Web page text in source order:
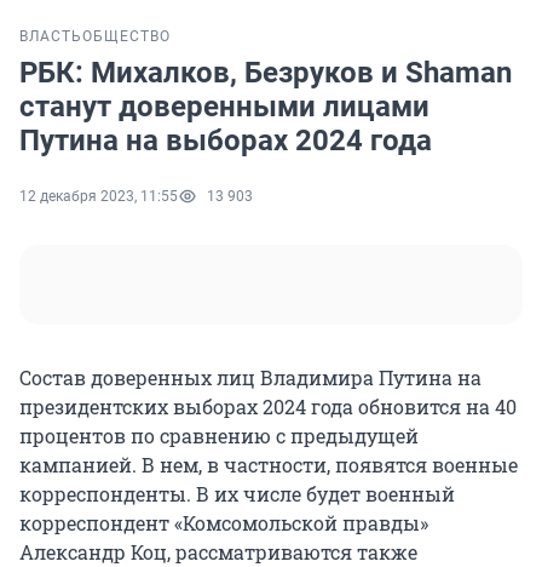
ВЛАСТЬОБЩЕСТВО
РБК: Михалков, Безруков и Shaman
станут доверенными лицами
Путина на выборах 2024 года
12 декабря 2023, 11:55 13 903
Состав доверенных лиц Владимира Путина на
президентских выборах 2024 года обновится на 40
процентов по сравнению с предыдущей
кампанией. В нем, в частности, появятся военные
корреспонденты. В их числе будет военный
корреспондент «Комсомольской правды»
Александр Коц, рассматриваются также